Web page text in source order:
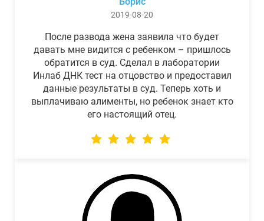
2019-08-20
После развода жена заявила что будет
давать мне видится с ребенком – пришлось
обратится в суд. Сделал в лаборатории
Инлаб ДНК тест на отцовство и предоставил
данные результаты в суд. Теперь хоть и
выплачиваю алименты, но ребенок знает кто
его настоящий отец.